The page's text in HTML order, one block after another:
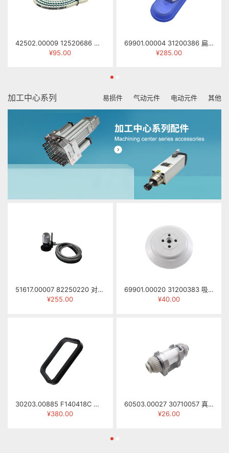
42502.00009 12520686 梯形齿同步带 AT10-14-3980mm（PU，表面拉直槽）
¥95.00
69901.00004 31200386 扁平吸盘 SAOF 80*40 NBR-60 G3/8-IG
¥285.00
加工中心系列 易损件 气动元件 电动元件 其他
51617.00007 82250220 对刀仪 SY-68
¥255.00
69901.00020 31200383 吸盘(HS) ZXP050A
¥40.00
30203.00885 F140418C 伸缩防尘罩(SCM主轴) NCG2512-0418B
¥380.00
60503.00027 30710057 真空过滤器 ZFC200-08B
¥26.00